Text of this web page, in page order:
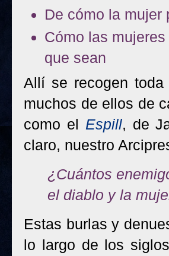
De cómo la mujer
Cómo las
que sean
Allí se recogen
muchos de ellos de
como el Espill, de
claro, nuestro
¿Cuántos
el diablo y la
Estas burlas y
lo largo de los